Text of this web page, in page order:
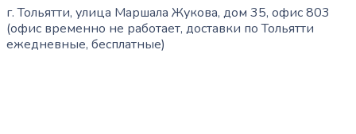
г. Тольятти, улица Маршала Жукова, дом 35, офис 803
(офис временно не работает, доставки по Тольятти
ежедневные, бесплатные)